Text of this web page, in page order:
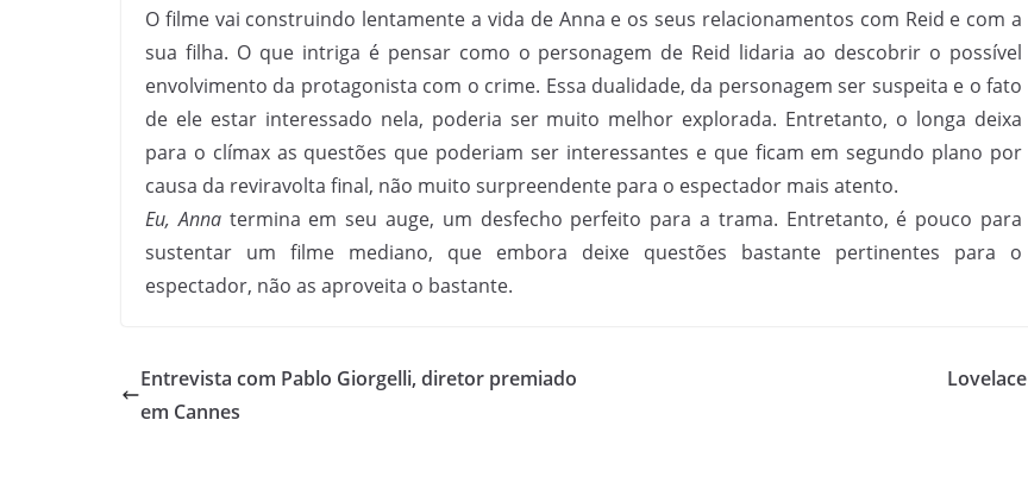
O filme vai construindo lentamente a vida de Anna e os seus relacionamentos com Reid e com a
sua filha. O que intriga é pensar como o personagem de Reid lidaria ao descobrir o possível
envolvimento da protagonista com o crime. Essa dualidade, da personagem ser suspeita e o fato
de ele estar interessado nela, poderia ser muito melhor explorada. Entretanto, o longa deixa
para o clímax as questões que poderiam ser interessantes e que ficam em segundo plano por
causa da reviravolta final, não muito surpreendente para o espectador mais atento.
Eu, Annatermina em seu auge, um desfecho perfeito para a trama. Entretanto, é pouco para
sustentar um filme mediano, que embora deixe questões bastante pertinentes para o
espectador, não as aproveita o bastante.
Entrevista com Pablo Giorgelli, diretor premiado
em Cannes
Lovelace